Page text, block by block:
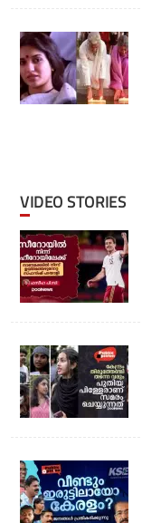
VIDEO STORIES